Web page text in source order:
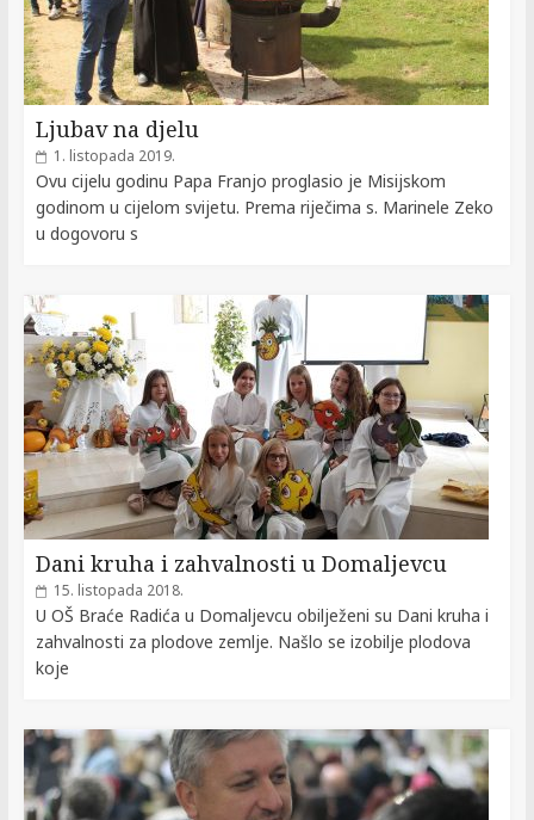
Ljubav na djelu
1. listopada 2019.
Ovu cijelu godinu Papa Franjo proglasio je Misijskom
godinom u cijelom svijetu. Prema riječima s. Marinele Zeko
u dogovoru s
Dani kruha i zahvalnosti u Domaljevcu
15. listopada 2018.
U OŠ Braće Radića u Domaljevcu obilježeni su Dani kruha i
zahvalnosti za plodove zemlje. Našlo se izobilje plodova
koje